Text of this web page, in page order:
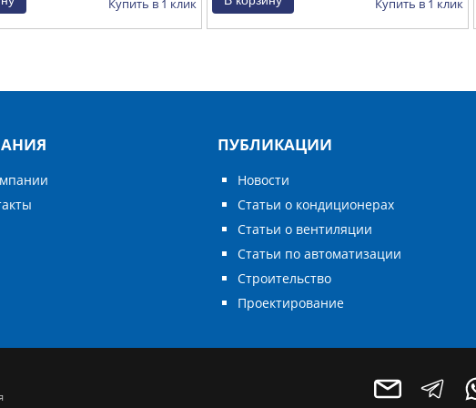
Купить в 1 клик Купить в 1 клик
ПУБЛИКАЦИИ
Новости
Статьи о кондиционерах
Статьи о вентиляции
Статьи по автоматизации
Строительство
Проектирование